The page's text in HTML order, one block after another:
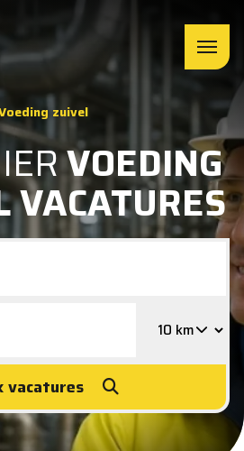
zuivel
VOEDING
VACATURES
vacatures